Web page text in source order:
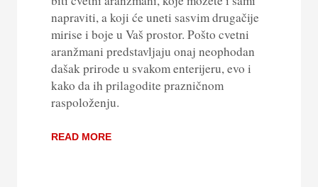
napraviti, a koji će uneti sasvim drugačije
mirise i boje u Vaš prostor. Pošto cvetni
aranžmani predstavljaju onaj neophodan
dašak prirode u svakom enterijeru, evo i
kako da ih prilagodite prazničnom
raspoloženju.
READ MORE